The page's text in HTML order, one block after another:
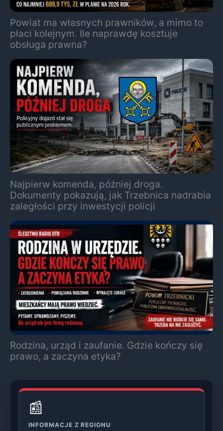
Powiat ma własnych prawników, a mimo to
płaci kolejnym. Ile naprawdę kosztuje
obsługa prawna?
Najpierw komenda, później droga.
Dokumenty pokazują, jak Trzebnica nadrabia
zaległości przy inwestycji policji
Rodzina, urząd i zaufanie. Gdzie kończy się
prawo, a zaczyna etyka?
📰
INFORMACJE Z REGIONU